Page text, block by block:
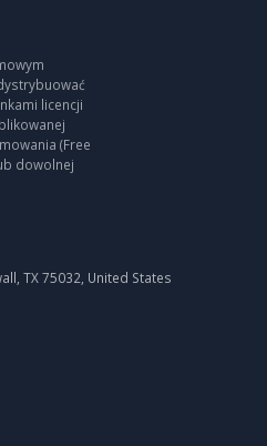
licencji
(Free
dowolnej
TX 75032, United States